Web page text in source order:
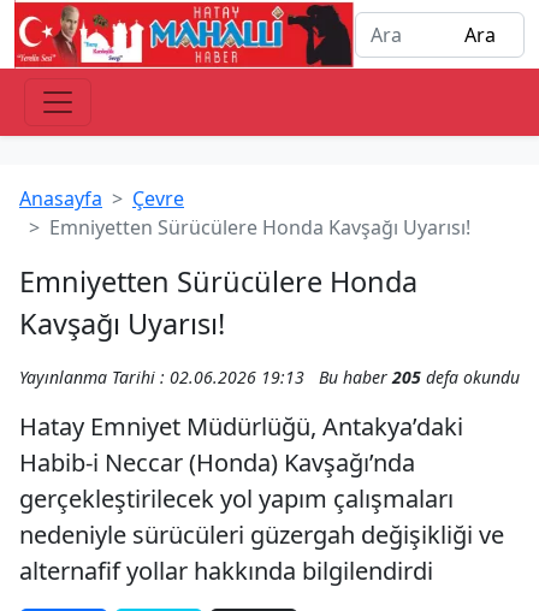
Anasayfa
Çevre
Emniyetten Sürücülere Honda Kavşağı Uyarısı!
Emniyetten Sürücülere Honda
Kavşağı Uyarısı!
Yayınlanma Tarihi : 02.06.2026 19:13 Bu haber205 defa okundu
Hatay Emniyet Müdürlüğü, Antakya’daki
Habib-i Neccar (Honda) Kavşağı’nda
gerçekleştirilecek yol yapım çalışmaları
nedeniyle sürücüleri güzergah değişikliği ve
alternafif yollar hakkında bilgilendirdi